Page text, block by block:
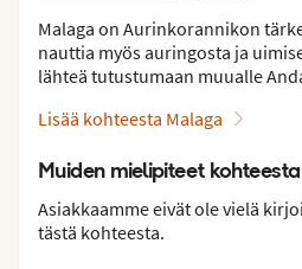
Malaga on Aurinkorannikon
nauttia myös auringosta ja
lähteä tutustumaan muualle
Lisää kohteesta Malaga
Muiden mielipiteet
Asiakkaamme eivät ole vielä
tästä kohteesta.